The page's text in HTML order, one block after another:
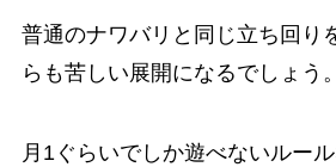
普通のナワバリと同じ立ち回り
らも苦しい展開になるでしょう。
月1ぐらいでしか遊べないルー